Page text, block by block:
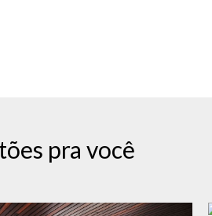
pra você